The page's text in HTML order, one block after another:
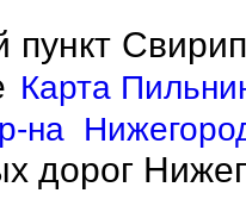
Карта
на
дорог